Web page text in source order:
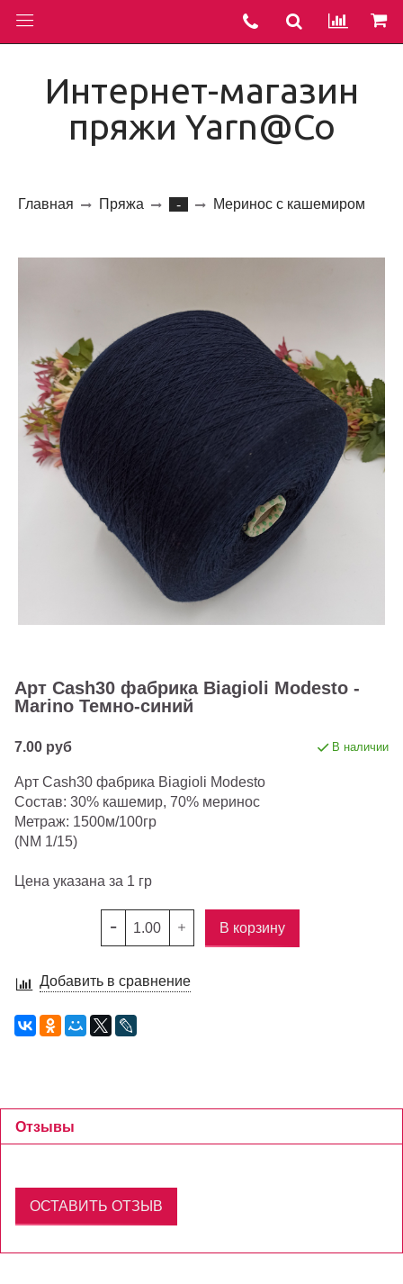
Интернет-магазин
пряжи Yarn@Co
Главная Пряжа - Меринос с кашемиром
Арт Cash30 фабрика Biagioli Modesto -
Marino Темно-синий
7.00 руб В наличии
Арт Cash30 фабрика Biagioli Modesto
Состав: 30% кашемир, 70% меринос
Метраж: 1500м/100гр
(NM 1/15)
Цена указана за 1 гр
В корзину
Добавить в сравнение
Отзывы
ОСТАВИТЬ ОТЗЫВ